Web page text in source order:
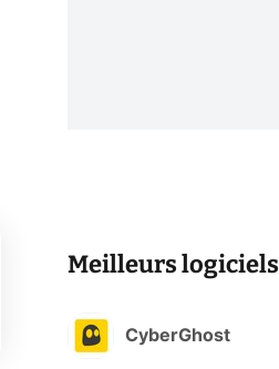
Meilleurs logiciels
CyberGhost